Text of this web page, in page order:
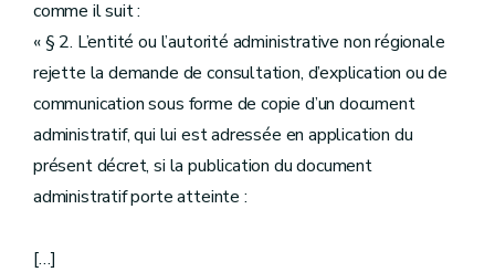
comme il suit :
« § 2. L’entité ou l’autorité administrative non régionale
rejette la demande de consultation, d’explication ou de
communication sous forme de copie d’un document
administratif, qui lui est adressée en application du
présent décret, si la publication du document
administratif porte atteinte :
[…]